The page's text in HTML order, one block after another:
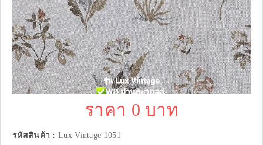
ราคา 0 บาท
รหัสสินค้า : Lux Vintage 1051